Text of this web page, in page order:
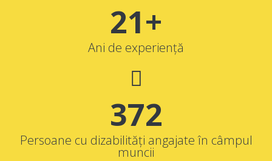
21+
Ani de experiență
372
Persoane cu dizabilități angajate în câmpul
muncii